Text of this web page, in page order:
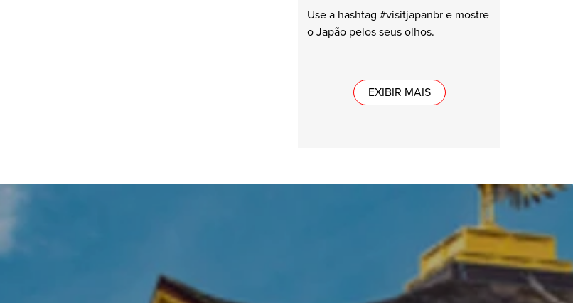
Use a hashtag #visitjapanbr e mostre
o Japão pelos seus olhos.
EXIBIR MAIS